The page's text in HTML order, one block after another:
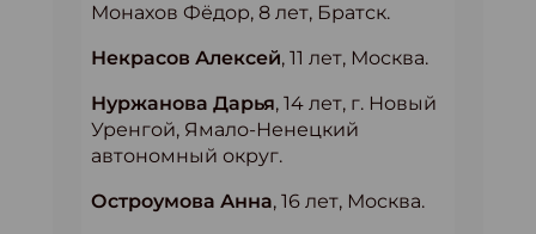
Монахов Фёдор, 8 лет, Братск.
Некрасов Алексей, 11 лет, Москва.
Нуржанова Дарья, 14 лет, г. Новый
Уренгой, Ямало-Ненецкий
автономный округ.
Остроумова Анна, 16 лет, Москва.